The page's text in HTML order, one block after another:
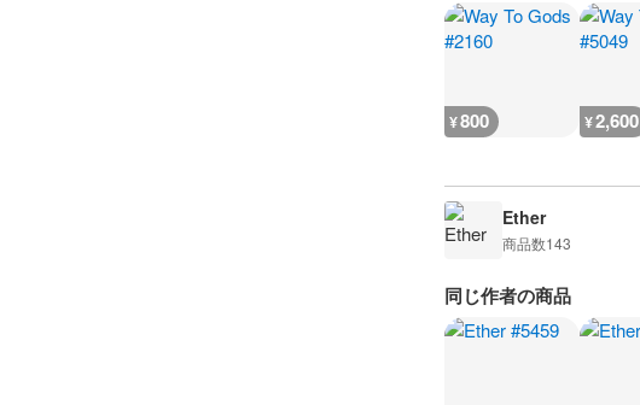
¥800 ¥2,600
Ether
商品数143
同じ作者の商品